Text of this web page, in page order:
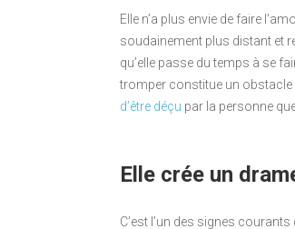
Elle n’a plus envie de faire
soudainement plus distant et
qu’elle passe du temps à se
tromper constitue un obstacle
d’être déçu par la personne
Elle crée un
C’est l’un des signes